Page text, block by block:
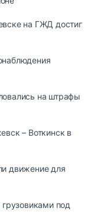
на ГЖД достиг
на штрафы
– Воткинск в
движение для
под